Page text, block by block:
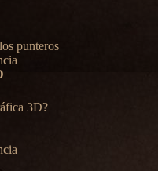
punteros
3D?